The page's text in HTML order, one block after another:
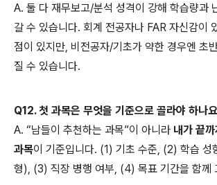
A. 둘 다 재무보고/분석 성격이 강해 학습량과
갈 수 있습니다. 회계 전공자나 FAR 자신감이
점이 있지만, 비전공자/기초가 약한 경우엔 초
질 수 있습니다.
Q12. 첫 과목은 무엇을 기준으로 골라야 하나
A. “남들이 추천하는 과목”이 아니라 내가 끝
과목이 기준입니다. (1) 기초 수준, (2) 학습 성
형), (3) 직장 병행 여부, (4) 목표 기간을 함께